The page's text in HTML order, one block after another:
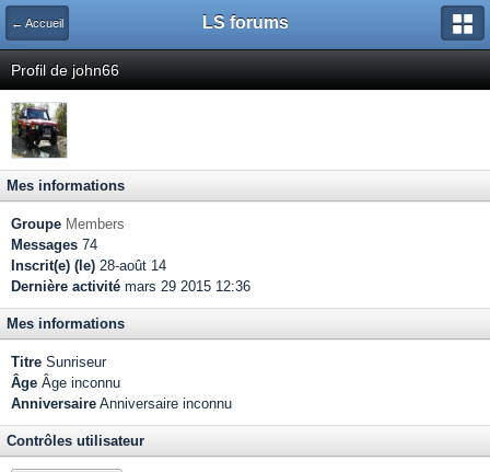
← Accueil LS forums
Profil de john66
Mes informations
Groupe Members
Messages 74
Inscrit(e) (le) 28-août 14
Dernière activité mars 29 2015 12:36
Mes informations
Titre Sunriseur
Âge Âge inconnu
Anniversaire Anniversaire inconnu
Contrôles utilisateur